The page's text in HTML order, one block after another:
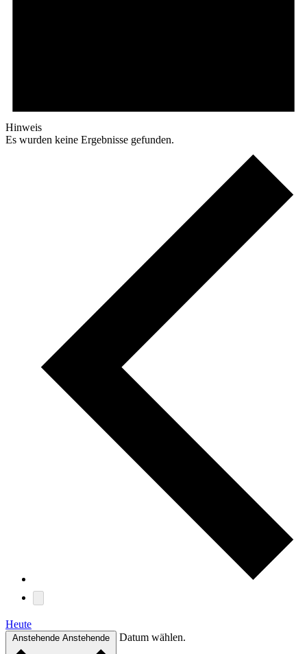
Hinweis
Es wurden keine Ergebnisse gefunden.
Heute
Anstehende Anstehende Datum wählen.